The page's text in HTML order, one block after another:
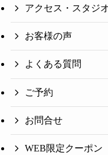
アクセス・スタジ
お客様の声
よくある質問
ご予約
お問合せ
WEB限定クーポン